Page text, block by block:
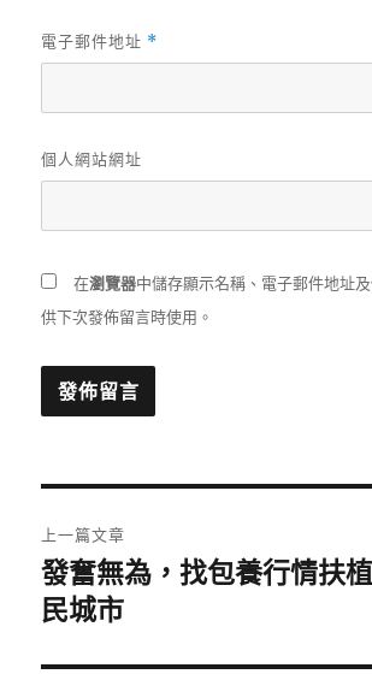
電子郵件地址 *
個人網站網址
在瀏覽器中儲存顯示名稱、電子郵件地址
供下次發佈留言時使用。
章
導
覽
上一篇文章
上
一
發奮無為，找包養行情扶
民城市